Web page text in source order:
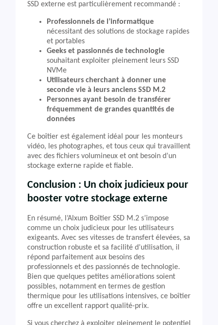
SSD externe est particulièrement recommandé :
Professionnels de l’informatique
nécessitant des solutions de stockage rapides
et portables
Geeks et passionnés de technologie
souhaitant exploiter pleinement leurs SSD
NVMe
Utilisateurs cherchant à donner une
seconde vie à leurs anciens SSD M.2
Personnes ayant besoin de transférer
fréquemment de grandes quantités de
données
Ce boîtier est également idéal pour les monteurs
vidéo, les photographes, et tous ceux qui travaillent
avec des fichiers volumineux et ont besoin d’un
stockage externe rapide et fiable.
Conclusion : Un choix judicieux pour
booster votre stockage externe
En résumé, l’Alxum Boîtier SSD M.2 s’impose
comme un choix judicieux pour les utilisateurs
exigeants. Avec ses vitesses de transfert élevées, sa
construction robuste et sa facilité d’utilisation, il
répond parfaitement aux besoins des
professionnels et des passionnés de technologie.
Bien que quelques petites améliorations soient
possibles, notamment en termes de gestion
thermique pour les utilisations intensives, ce boîtier
offre un excellent rapport qualité-prix.